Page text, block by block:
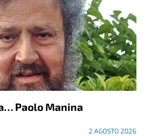
Paolo Manina
2 AGOSTO 2026